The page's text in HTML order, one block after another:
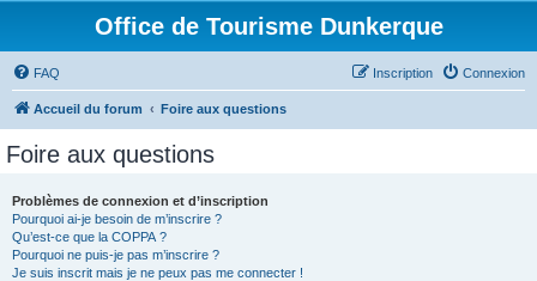
Office de Tourisme Dunkerque
FAQ Connexion
Inscription
Accueil du forum Foire aux questions
Foire aux questions
Problèmes de connexion et d’inscription
Pourquoi ai-je besoin de m’inscrire ?
Qu’est-ce que la COPPA ?
Pourquoi ne puis-je pas m’inscrire ?
Je suis inscrit mais je ne peux pas me connecter !